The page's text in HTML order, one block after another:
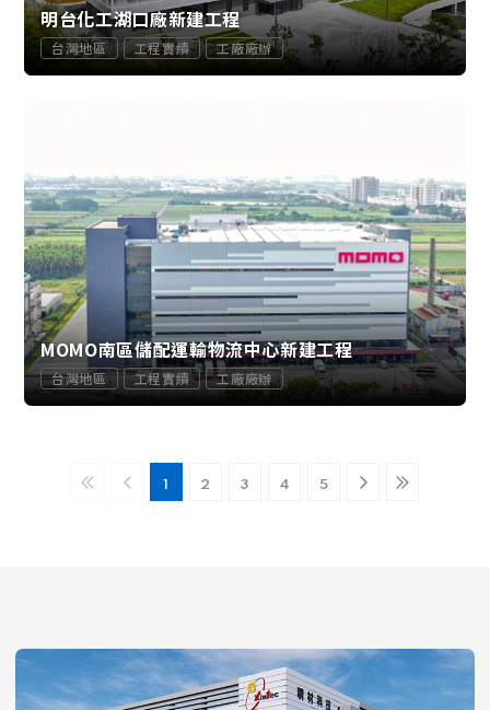
明台化工湖口廠新建工程
台灣地區 工程實績 工廠廠辦
MOMO南區儲配運輸物流中心新建工程
台灣地區 工程實績 工廠廠辦
1 2 3 4 5